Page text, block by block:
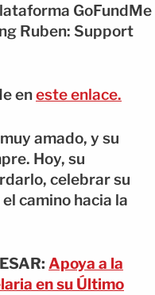
GoFundMe
Ruben: Support
eneste enlace.
amado, y su
Hoy, su
celebrar su
camino hacia la
Apoya a la
en su Último